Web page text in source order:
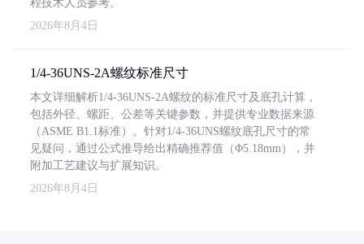
程技术人员参考。
2026年8月4日
1/4-36UNS-2A螺纹标准尺寸
本文详细解析1/4-36UNS-2A螺纹的标准尺寸及底孔计算，
包括外径、螺距、公差等关键参数，并提供专业数据来源
（ASME B1.1标准）。针对1/4-36UNS螺纹底孔尺寸的常
见疑问，通过公式推导给出精确推荐值（Φ5.18mm），并
附加工艺建议与扩展知识。
2026年8月4日